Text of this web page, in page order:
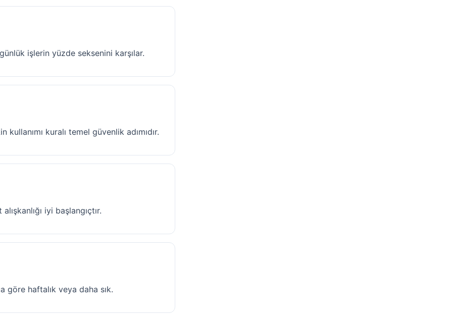
işlerin yüzde seksenini karşılar.
kuralı temel güvenlik adımıdır.
iyi başlangıçtır.
göre haftalık veya daha sık.